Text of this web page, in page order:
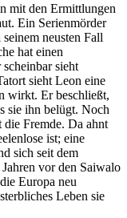
mit den Ermittlungen
Ein Serienmörder
neusten Fall
hat einen
sieht
sieht Leon eine
wirkt. Er beschließt,
sie ihn belügt. Noch
die Fremde. Da ahnt
ist; eine
sich seit dem
vor den Saiwalo
Europa neu
Leben sie